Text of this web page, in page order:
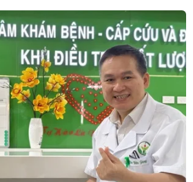
TẤN XÃ VIỆT NAM
TIẾN DUẨN
THỊ TÁM, KHÚC THANH
Quy định sử dụng
Hỗ trợ
TTXVN